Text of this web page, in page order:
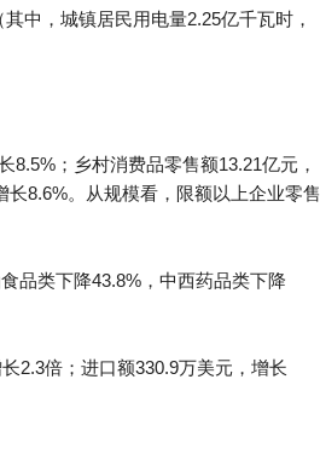
中，城镇居民用电量2.25亿千瓦时，
；乡村消费品零售额13.21亿元，
8.6%。从规模看，限额以上企业零售
品类下降43.8%，中西药品类下降
2.3倍；进口额330.9万美元，增长